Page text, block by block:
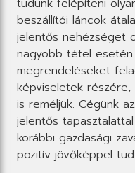
tudunk felépíteni
beszállítói láncok
jelentős nehézséget
nagyobb tétel
megrendeléseket
képviseletek
is reméljük. Cégünk
jelentős
korábbi gazdasági
pozitív jövőképpel